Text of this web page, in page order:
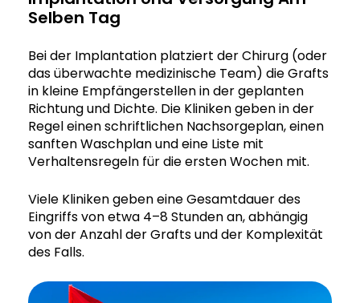
Selben Tag
Bei der Implantation platziert der Chirurg (oder
das überwachte medizinische Team) die Grafts
in kleine Empfängerstellen in der geplanten
Richtung und Dichte. Die Kliniken geben in der
Regel einen schriftlichen Nachsorgeplan, einen
sanften Waschplan und eine Liste mit
Verhaltensregeln für die ersten Wochen mit.
Viele Kliniken geben eine Gesamtdauer des
Eingriffs von etwa 4–8 Stunden an, abhängig
von der Anzahl der Grafts und der Komplexität
des Falls.